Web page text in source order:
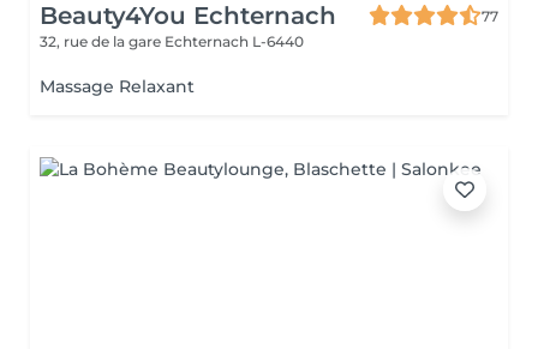
Beauty4You Echternach
77
32, rue de la gare Echternach L-6440
Massage Relaxant